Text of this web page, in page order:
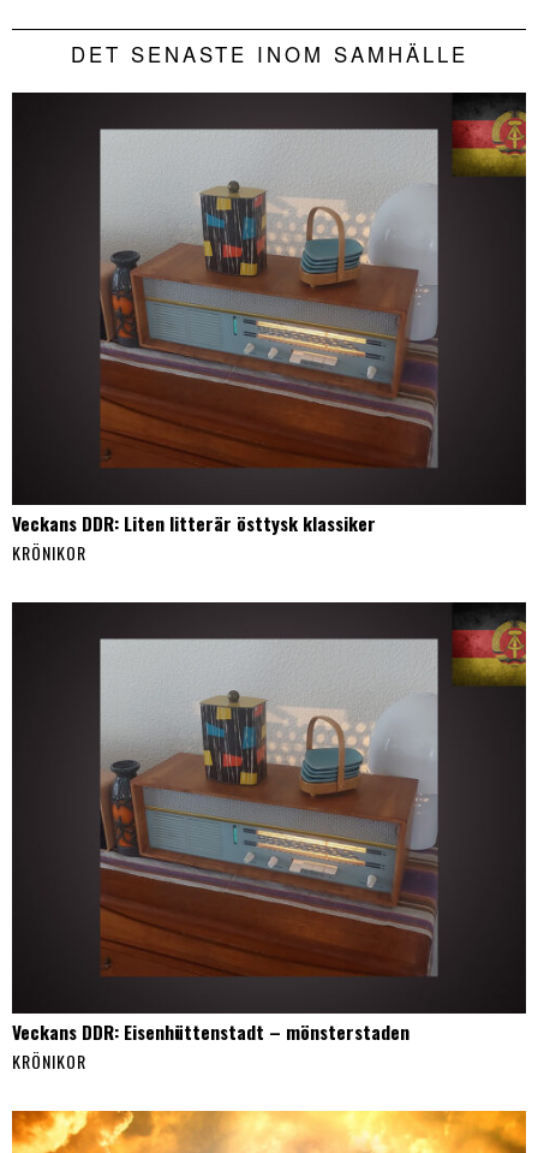
DET SENASTE INOM SAMHÄLLE
Veckans DDR: Liten litterär östtysk klassiker
KRÖNIKOR
Veckans DDR: Eisenhüttenstadt – mönsterstaden
KRÖNIKOR